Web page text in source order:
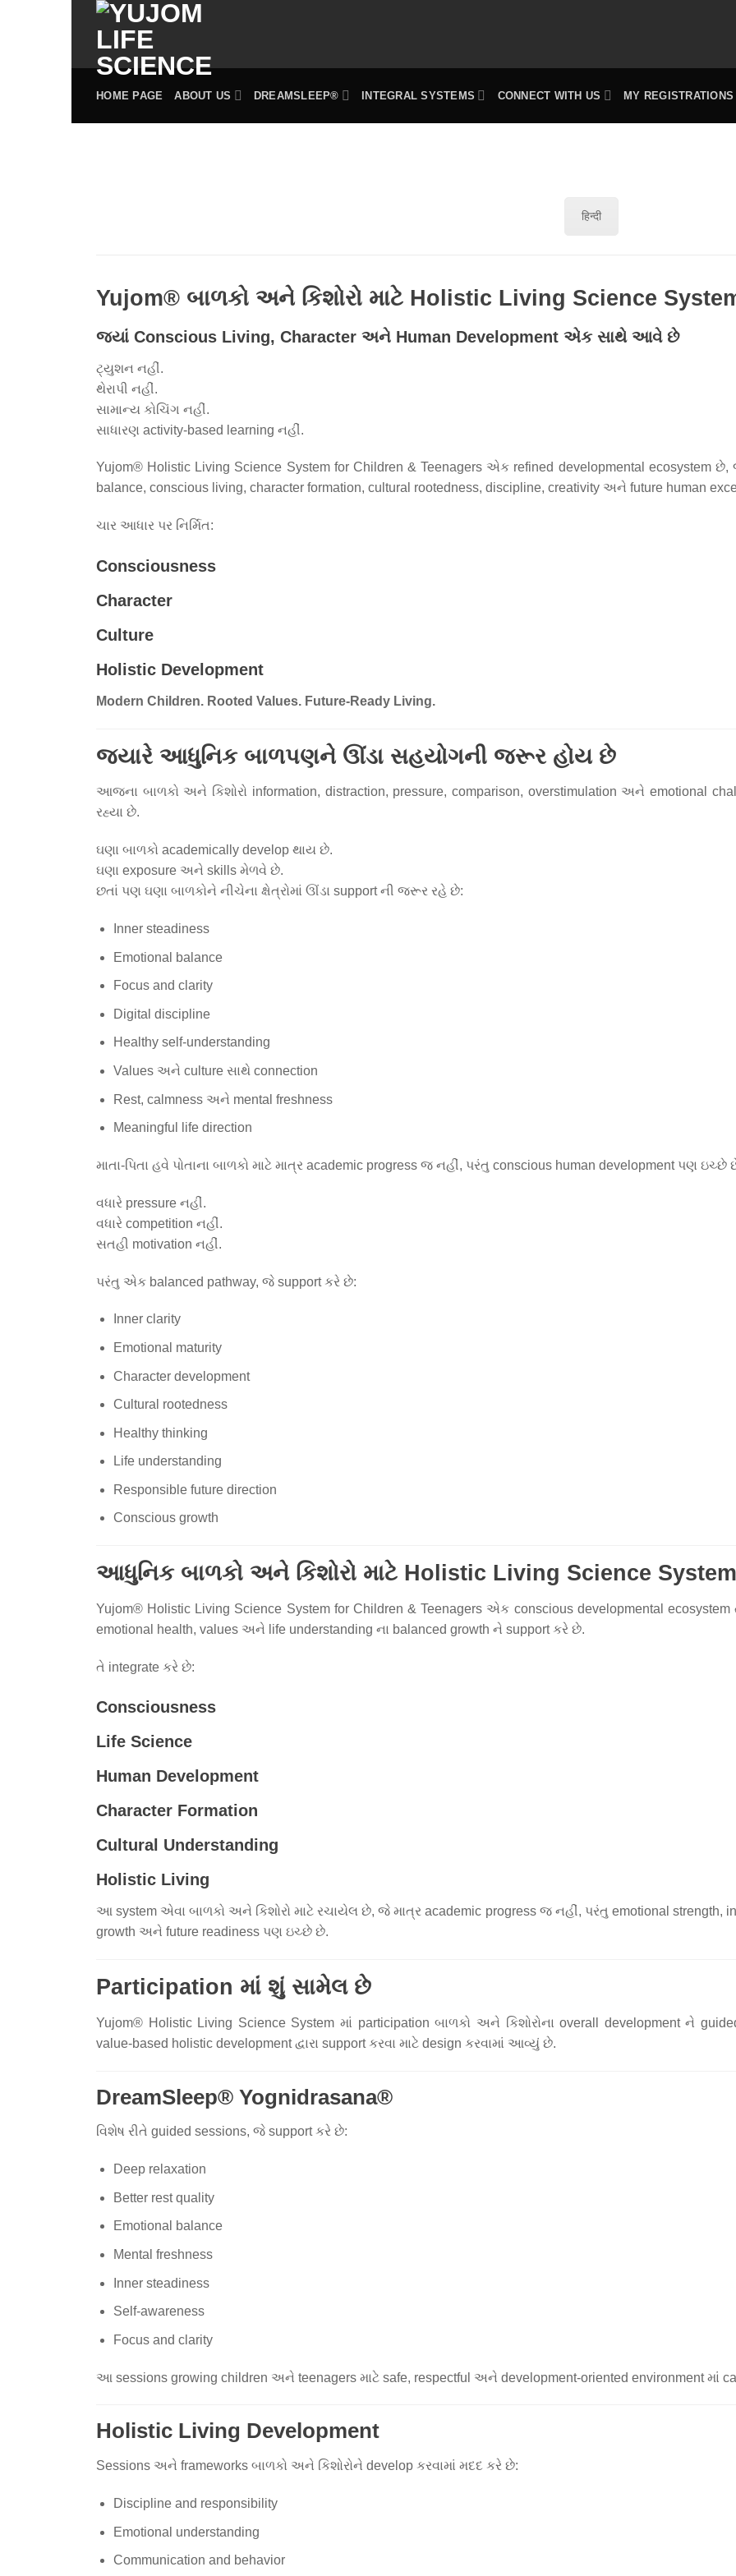
content
HOME PAGE ABOUT US DREAMSLEEP® INTEGRAL SYSTEMS CONNECT WITH US MY REGISTRATIONS
हिन्दी
Yujom® બાળકો અને કિશોરો માટે Holistic Living Science
જ્યાં Conscious Living, Character અને Human Development એક સાથે આવે છે
ટ્યુશન નહીં.
થેરાપી નહીં.
સામાન્ય કોચિંગ નહીં.
સાધારણ activity-based learning નહીં.
Yujom® Holistic Living Science System for Children & Teenagers એક refined developmental ecosystem છે,
balance, conscious living, character formation, cultural rootedness, discipline, creativity અને future human
ચાર આધાર પર નિર્મિત:
Consciousness
Character
Culture
Holistic Development
Modern Children. Rooted Values. Future-Ready Living.
જ્યારે આધુનિક બાળપણને ઊંડા સહયોગની જરૂર હોય છે
આજના બાળકો અને કિશોરો information, distraction, pressure, comparison, overstimulation અને emotional
રહ્યા છે.
ઘણા બાળકો academically develop થાય છે.
ઘણા exposure અને skills મેળવે છે.
છતાં પણ ઘણા બાળકોને નીચેના ક્ષેત્રોમાં ઊંડા support ની જરૂર રહે છે:
Inner steadiness
Emotional balance
Focus and clarity
Digital discipline
Healthy self-understanding
Values અને culture સાથે connection
Rest, calmness અને mental freshness
Meaningful life direction
માતા-પિતા હવે પોતાના બાળકો માટે માત્ર academic progress જ નહીં, પરંતુ conscious human development પણ ઇચ્છે
વધારે pressure નહીં.
વધારે competition નહીં.
સતહી motivation નહીં.
પરંતુ એક balanced pathway, જે support કરે છે:
Inner clarity
Emotional maturity
Character development
Cultural rootedness
Healthy thinking
Life understanding
Responsible future direction
Conscious growth
આધુનિક બાળકો અને કિશોરો માટે Holistic Living Science System
Yujom® Holistic Living Science System for Children & Teenagers એક conscious developmental
emotional health, values અને life understanding ના balanced growth ને support કરે છે.
તે integrate કરે છે:
Consciousness
Life Science
Human Development
Character Formation
Cultural Understanding
Holistic Living
આ system એવા બાળકો અને કિશોરો માટે રચાયેલ છે, જે માત્ર academic progress જ નહીં, પરંતુ emotional strength,
growth અને future readiness પણ ઇચ્છે છે.
Participation માં શું સામેલ છે
Yujom® Holistic Living Science System માં participation બાળકો અને કિશોરોના overall development ને
value-based holistic development દ્વારા support કરવા માટે design કરવામાં આવ્યું છે.
DreamSleep® Yognidrasana®
વિશેષ રીતે guided sessions, જે support કરે છે:
Deep relaxation
Better rest quality
Emotional balance
Mental freshness
Inner steadiness
Self-awareness
Focus and clarity
આ sessions growing children અને teenagers માટે safe, respectful અને development-oriented environment માં
Holistic Living Development
Sessions અને frameworks બાળકો અને કિશોરોને develop કરવામાં મદદ કરે છે:
Discipline and responsibility
Emotional understanding
Communication and behavior